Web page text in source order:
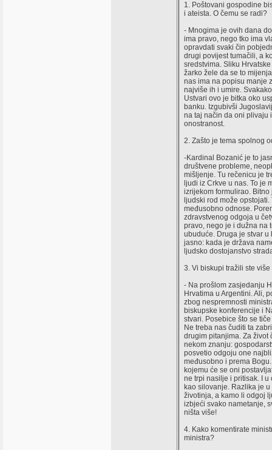
1. Poštovani gospodine
i ateista. O čemu se radi?
- Mnogima je ovih dana
ima pravo, nego tko ima
opravdati svaki čin
drugi povijest tumačili, a
sredstvima. Sliku
žarko žele da se to
nas ima na popisu manje
najviše ih i umire.
Ustvari ovo je bitka oko
banku. Izgubivši
na taj način da oni plivaju
onostranost.
2. Zašto je tema spolnog
-Kardinal Bozanić je to
društvene probleme,
mišljenje. Tu rečenicu je
ljudi iz Crkve u nas. To je
izrijekom formulirao.
ljudski rod može
međusobno odnose.
zdravstvenog odgoja u
pravo, nego je i dužna na
ubuduće. Druga je stvar
jasno: kada je država
ljudsko dostojanstvo
3. Vi biskupi tražili ste
- Na prošlom zasjedanju
Hrvatima u Argentini. Ali,
zbog nespremnosti
biskupske konferencije i
stvari. Posebice što se
Ne treba nas čuditi ta
drugim pitanjima. Za
nekom znanju:
posvetio odgoju one
međusobno i prema
kojemu će se oni
ne trpi nasilje i pritisak. I
kao silovanje. Razlika je
životinja, a kamo li odgoj
izbjeći svako nametanje,
ništa više!
4. Kako komentirate
ministra?